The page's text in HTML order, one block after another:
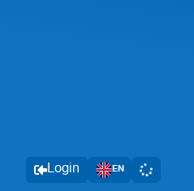
Login EN